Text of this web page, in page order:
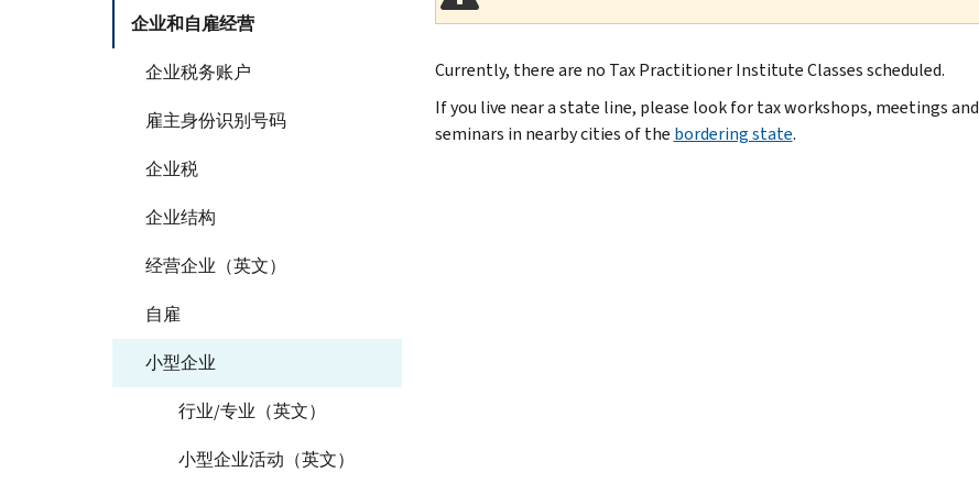
企业和自雇经营
企业税务账户
雇主身份识别号码
企业税
企业结构
经营企业（英文）
自雇
小型企业
行业/专业（英文）
小型企业活动（英文）
Currently, there are no Tax Practitioner Institute Classes scheduled.
If you live near a state line, please look for tax workshops, meetings and
seminars in nearby cities of the bordering state.